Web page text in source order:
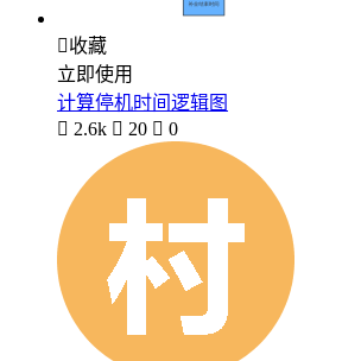
收藏
立即使用
计算停机时间逻辑图
 2.6k  20  0